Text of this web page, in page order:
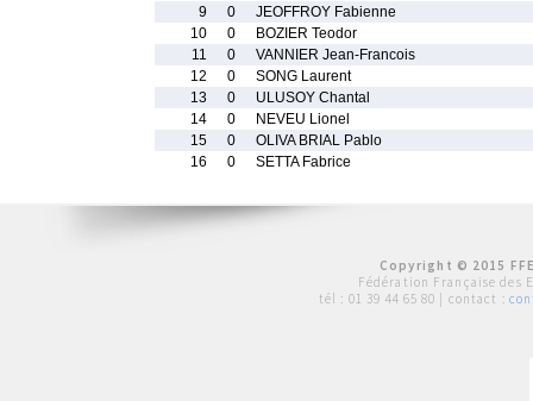
9
0
JEOFFROY Fabienne
10
0
BOZIER Teodor
11
0
VANNIER Jean-Francois
12
0
SONG Laurent
13
0
ULUSOY Chantal
14
0
NEVEU Lionel
15
0
OLIVA BRIAL Pablo
16
0 SETTA Fabrice
Copyright © 2015
Fédération Française des
tél : 01 39 44 65 80 | contact :